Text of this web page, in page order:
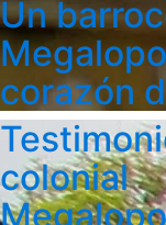
Un
corazón
colonial